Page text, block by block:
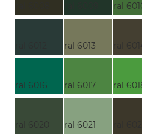
ral
ral 6013
ral 6016 ral 6017 ral
ral 6020 ral 6021